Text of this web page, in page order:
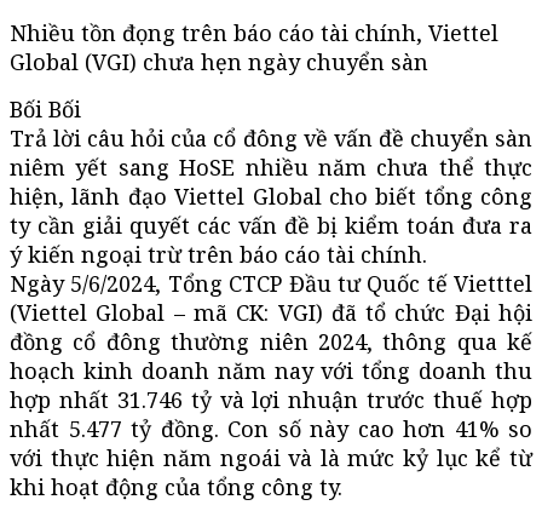
Nhiều tồn đọng trên báo cáo tài chính, Viettel
Global (VGI) chưa hẹn ngày chuyển sàn
Bối Bối
Trả lời câu hỏi của cổ đông về vấn đề chuyển sàn
niêm yết sang HoSE nhiều năm chưa thể thực
hiện, lãnh đạo Viettel Global cho biết tổng công
ty cần giải quyết các vấn đề bị kiểm toán đưa ra
ý kiến ngoại trừ trên báo cáo tài chính.
Ngày 5/6/2024, Tổng CTCP Đầu tư Quốc tế Vietttel
(Viettel Global – mã CK: VGI) đã tổ chức Đại hội
đồng cổ đông thường niên 2024, thông qua kế
hoạch kinh doanh năm nay với tổng doanh thu
hợp nhất 31.746 tỷ và lợi nhuận trước thuế hợp
nhất 5.477 tỷ đồng. Con số này cao hơn 41% so
với thực hiện năm ngoái và là mức kỷ lục kể từ
khi hoạt động của tổng công ty.